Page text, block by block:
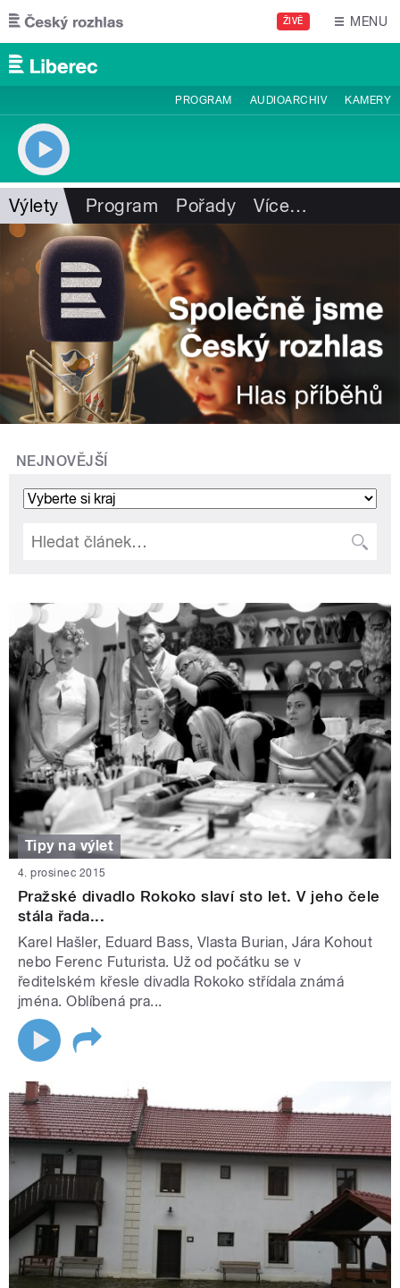
Přejít k hlavnímu obsahu
ŽIVĚ MENU
PROGRAM AUDIOARCHIV KAMERY
Výlety Program Pořady Více…
NEJNOVĚJŠÍ
Tipy na výlet
4. prosinec 2015
Pražské divadlo Rokoko slaví sto let. V jeho čele
stála řada...
Karel Hašler, Eduard Bass, Vlasta Burian, Jára Kohout
nebo Ferenc Futurista. Už od počátku se v
ředitelském křesle divadla Rokoko střídala známá
jména. Oblíbená pra...